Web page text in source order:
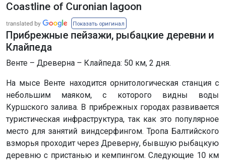
Coastline of Curonian lagoon
Показать оригинал
Прибрежные пейзажи, рыбацкие деревни и
Клайпеда
Венте – Древерна – Клайпеда: 50 км, 2 дня.
На мысе Венте находится орнитологическая станция с
небольшим маяком, с которого видны воды
Куршского залива. В прибрежных городах развивается
туристическая инфраструктура, так как это популярное
место для занятий виндсерфингом. Тропа Балтийского
взморья проходит через Древерну, бывшую рыбацкую
деревню с пристанью и кемпингом. Следующие 10 км